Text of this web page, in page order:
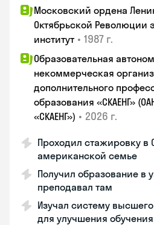
Московский ордена
Октябрьской Революции
институт • 1987 г.
Образовательная
некоммерческая
дополнительного
образования «СКАЕНГ»
«СКАЕНГ») • 2026 г.
Проходил стажировку в
американской семье
Получил образование в
преподавал там
Изучал систему
для улучшения обучения